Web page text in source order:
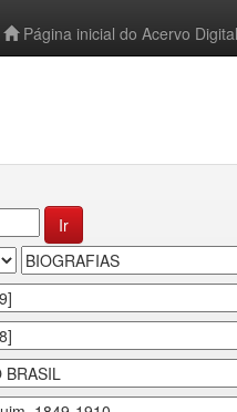
Página inicial do Acervo Digital